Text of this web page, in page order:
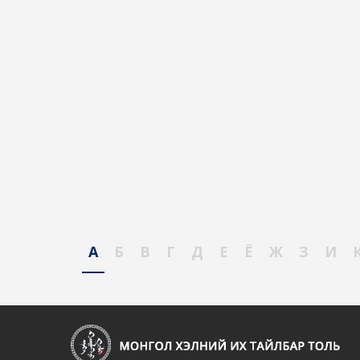
А Б В Г Д Е Ё Ж З И